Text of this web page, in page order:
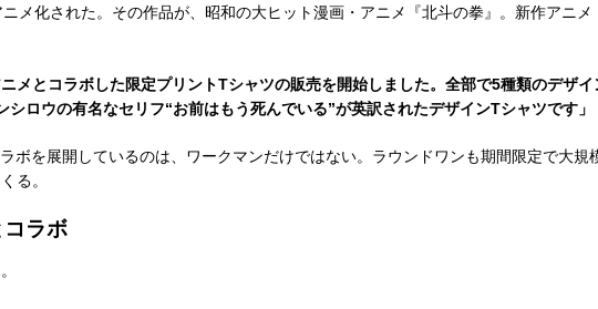
メ化された。その作品が、昭和の大ヒット漫画・アニメ『北斗の拳』。新作アニ
メとコラボした限定プリントTシャツの販売を開始しました。全部で5種類のデザ
ロウの有名なセリフ“お前はもう死んでいる”が英訳されたデザインTシャツです」
ボを展開しているのは、ワークマンだけではない。ラウンドワンも期間限定で大
る。
ラボ